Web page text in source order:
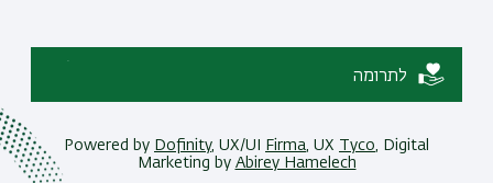
לתרומה
Powered by Dofinity, UX/UI Firma, UX Tyco, Digital
Marketing by Abirey Hamelech